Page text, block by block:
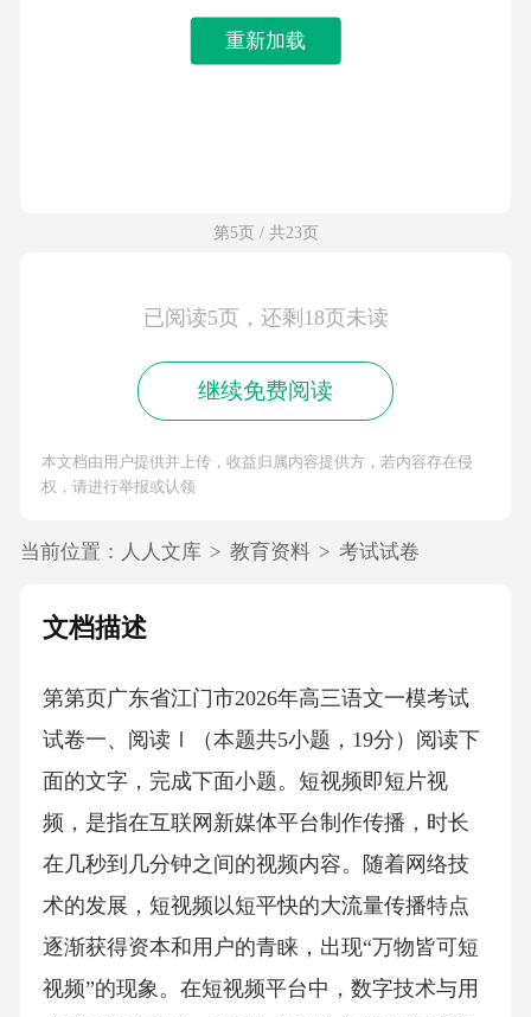
重新加载
第5页 / 共23页
已阅读5页，还剩18页未读
继续免费阅读
本文档由用户提供并上传，收益归属内容提供方，若内容存在侵
权，请进行举报或认领
当前位置： 人人文库 > 教育资料 > 考试试卷
文档描述
第第页广东省江门市2026年高三语文一模考试
试卷一、阅读Ⅰ（本题共5小题，19分）阅读下
面的文字，完成下面小题。短视频即短片视
频，是指在互联网新媒体平台制作传播，时长
在几秒到几分钟之间的视频内容。随着网络技
术的发展，短视频以短平快的大流量传播特点
逐渐获得资本和用户的青睐，出现“万物皆可短
视频”的现象。在短视频平台中，数字技术与用